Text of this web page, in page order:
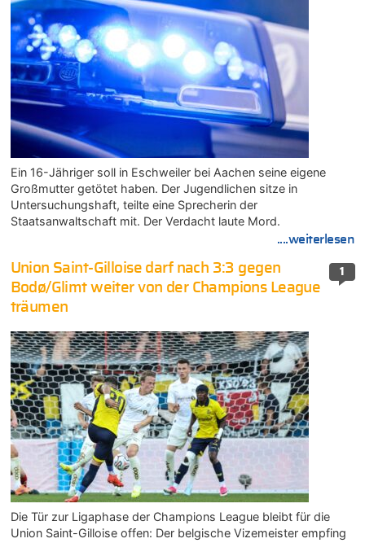
Ein 16-Jähriger soll in Eschweiler bei Aachen seine eigene
Großmutter getötet haben. Der Jugendlichen sitze in
Untersuchungshaft, teilte eine Sprecherin der
Staatsanwaltschaft mit. Der Verdacht laute Mord.
....weiterlesen
1
Union Saint-Gilloise darf nach 3:3 gegen
Bodø/Glimt weiter von der Champions League
träumen
Die Tür zur Ligaphase der Champions League bleibt für die
Union Saint-Gilloise offen: Der belgische Vizemeister empfing